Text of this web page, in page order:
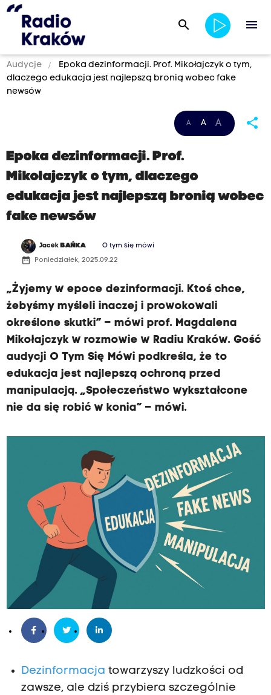
search menu
Audycje
Epoka dezinformacji. Prof. Mikołajczyk o tym,
dlaczego edukacja jest najlepszą bronią wobec fake
newsów
A A A share
Epoka dezinformacji. Prof.
Mikołajczyk o tym, dlaczego
edukacja jest najlepszą bronią wobec
fake newsów
Jacek BAŃKA O tym się mówi
date_range Poniedziałek, 2025.09.22
„Żyjemy w epoce dezinformacji. Ktoś chce,
żebyśmy myśleli inaczej i prowokowali
określone skutki” – mówi prof. Magdalena
Mikołajczyk w rozmowie w Radiu Kraków. Gość
audycji O Tym Się Mówi podkreśla, że to
edukacja jest najlepszą ochroną przed
manipulacją. „Społeczeństwo wykształcone
nie da się robić w konia” – mówi.
Dezinformacja towarzyszy ludzkości od
zawsze, ale dziś przybiera szczególnie